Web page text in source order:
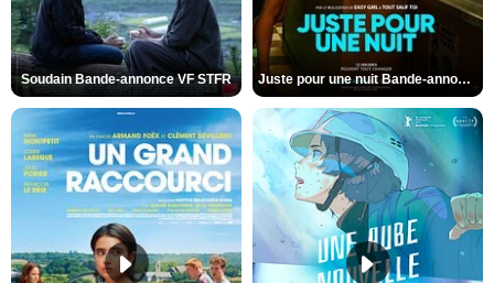
Soudain Bande-annonce VF STFR Juste pour une nuit Bande-annonce VO STFR